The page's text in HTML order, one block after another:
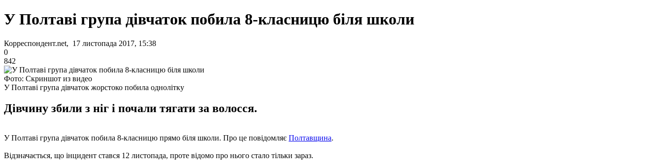
У Полтаві група дівчаток побила 8-класницю біля школи
Корреспондент.net, 17 листопада 2017, 15:38
0
842
Фото: Скриншот из видео
У Полтаві група дівчаток жорстоко побила однолітку
Дівчину збили з ніг і почали тягати за волосся.
У Полтаві група дівчаток побила 8-класницю прямо біля школи. Про це повідомляє Полтавщина.
Відзначається, що інцидент стався 12 листопада, проте відомо про нього стало тільки зараз.